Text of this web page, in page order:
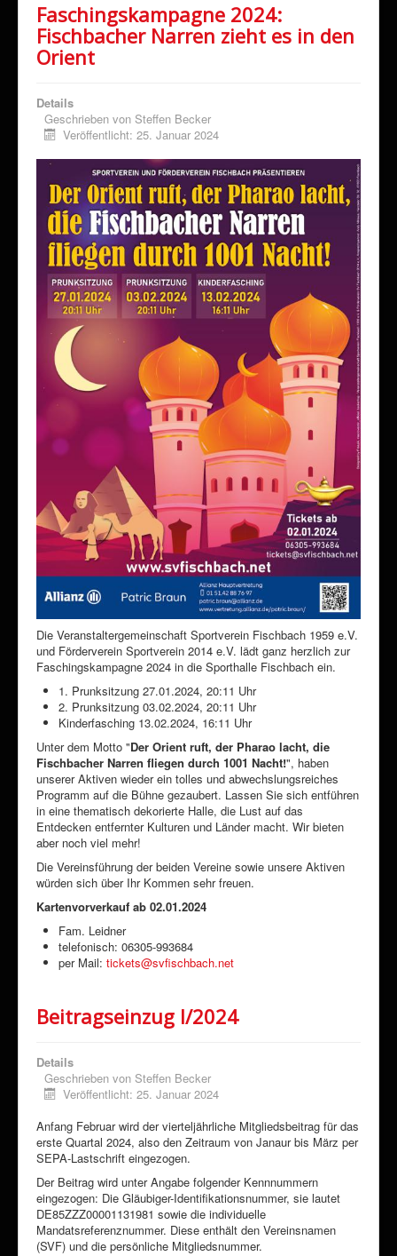
Faschingskampagne 2024:
Fischbacher Narren zieht es in den
Orient
Details
Geschrieben von Steffen Becker
Veröffentlicht: 25. Januar 2024
Die Veranstaltergemeinschaft Sportverein Fischbach 1959 e.V.
und Förderverein Sportverein 2014 e.V. lädt ganz herzlich zur
Faschingskampagne 2024 in die Sporthalle Fischbach ein.
1. Prunksitzung 27.01.2024, 20:11 Uhr
2. Prunksitzung 03.02.2024, 20:11 Uhr
Kinderfasching 13.02.2024, 16:11 Uhr
Unter dem Motto "Der Orient ruft, der Pharao lacht, die
Fischbacher Narren fliegen durch 1001 Nacht!", haben
unserer Aktiven wieder ein tolles und abwechslungsreiches
Programm auf die Bühne gezaubert. Lassen Sie sich entführen
in eine thematisch dekorierte Halle, die Lust auf das
Entdecken entfernter Kulturen und Länder macht. Wir bieten
aber noch viel mehr!
Die Vereinsführung der beiden Vereine sowie unsere Aktiven
würden sich über Ihr Kommen sehr freuen.
Kartenvorverkauf ab 02.01.2024
Fam. Leidner
telefonisch: 06305-993684
per Mail: tickets@svfischbach.net
Beitragseinzug I/2024
Details
Geschrieben von Steffen Becker
Veröffentlicht: 25. Januar 2024
Anfang Februar wird der vierteljährliche Mitgliedsbeitrag für das
erste Quartal 2024, also den Zeitraum von Janaur bis März per
SEPA-Lastschrift eingezogen.
Der Beitrag wird unter Angabe folgender Kennnummern
eingezogen: Die Gläubiger-Identifikationsnummer, sie lautet
DE85ZZZ00001131981 sowie die individuelle
Mandatsreferenznummer. Diese enthält den Vereinsnamen
(SVF) und die persönliche Mitgliedsnummer.